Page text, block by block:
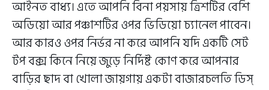
আইনত বাধ্য। এতে আপনি বিনা পয়সায় ত্রিশটির বেশি
অডিয়ো আর পঞ্চাশটির ওপর ভিডিয়ো চ্যানেল পাবেন।
আর কারও ওপর নির্ভর না করে আপনি যদি একটি সেট
টপ বক্স কিনে নিয়ে জুড়ে নির্দিষ্ট কোণ করে আপনার
বাড়ির ছাদ বা খোলা জায়গায় একটা বাজারচলতি ডিস্